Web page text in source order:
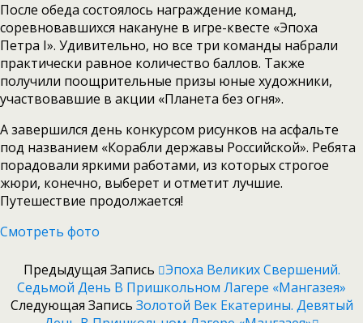
После обеда состоялось награждение команд,
соревновавшихся накануне в игре-квесте «Эпоха
Петра I». Удивительно, но все три команды набрали
практически равное количество баллов. Также
получили поощрительные призы юные художники,
участвовавшие в акции «Планета без огня».
А завершился день конкурсом рисунков на асфальте
под названием «Корабли державы Российской». Ребята
порадовали яркими работами, из которых строгое
жюри, конечно, выберет и отметит лучшие.
Путешествие продолжается!
Смотреть фото
Предыдущая Запись
Эпоха Великих Свершений.
Седьмой День В Пришкольном Лагере «Мангазея»
Следующая Запись Золотой Век Екатерины. Девятый